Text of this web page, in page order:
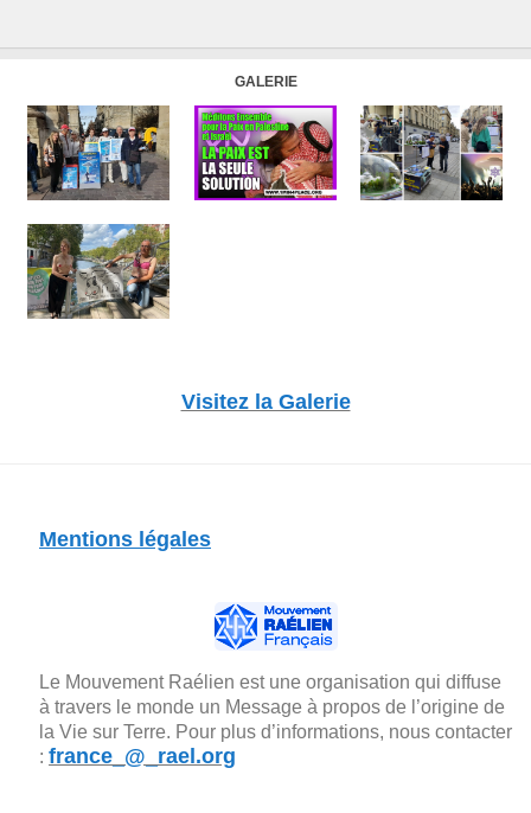
GALERIE
Visitez la Galerie
Mentions légales
Le Mouvement Raélien est une organisation qui diffuse
à travers le monde un Message à propos de l’origine de
la Vie sur Terre. Pour plus d’informations, nous contacter
: france_@_rael.org